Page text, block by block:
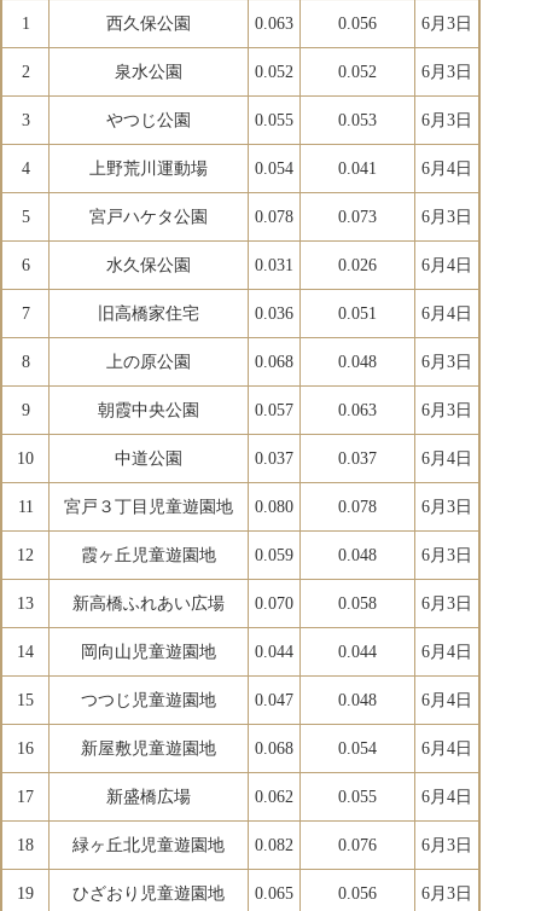
1 西久保公園 0.063 0.056 6月3日
2 泉水公園 0.052 0.052 6月3日
3 やつじ公園 0.055 0.053 6月3日
4 上野荒川運動場 0.054 0.041 6月4日
5 宮戸ハケタ公園 0.078 0.073 6月3日
6 水久保公園 0.031 0.026 6月4日
7 旧高橋家住宅 0.036 0.051 6月4日
8 上の原公園 0.068 0.048 6月3日
9 朝霞中央公園 0.057 0.063 6月3日
10 中道公園 0.037 0.037 6月4日
11 宮戸３丁目児童遊園地 0.080 0.078 6月3日
12 霞ヶ丘児童遊園地 0.059 0.048 6月3日
13 新高橋ふれあい広場 0.070 0.058 6月3日
14 岡向山児童遊園地 0.044 0.044 6月4日
15 つつじ児童遊園地 0.047 0.048 6月4日
16 新屋敷児童遊園地 0.068 0.054 6月4日
17 新盛橋広場 0.062 0.055 6月4日
18 緑ヶ丘北児童遊園地 0.082 0.076 6月3日
19 ひざおり児童遊園地 0.065 0.056 6月3日